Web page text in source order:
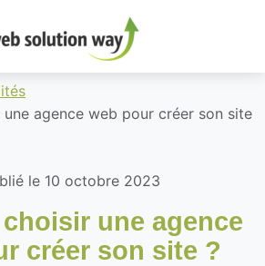
agence web pour créer son site
le 10 octobre 2023
une agence
créer son site ?